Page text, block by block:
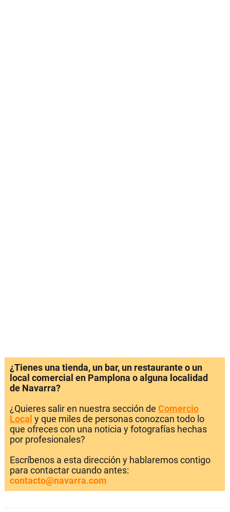
¿Tienes una tienda, un bar, un restaurante o un
local comercial en Pamplona o alguna localidad
de Navarra?
¿Quieres salir en nuestra sección de Comercio
Local y que miles de personas conozcan todo lo
que ofreces con una noticia y fotografías hechas
por profesionales?
Escríbenos a esta dirección y hablaremos contigo
para contactar cuando antes:
contacto@navarra.com